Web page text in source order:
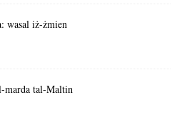
wasal iż-żmien
tal-Maltin